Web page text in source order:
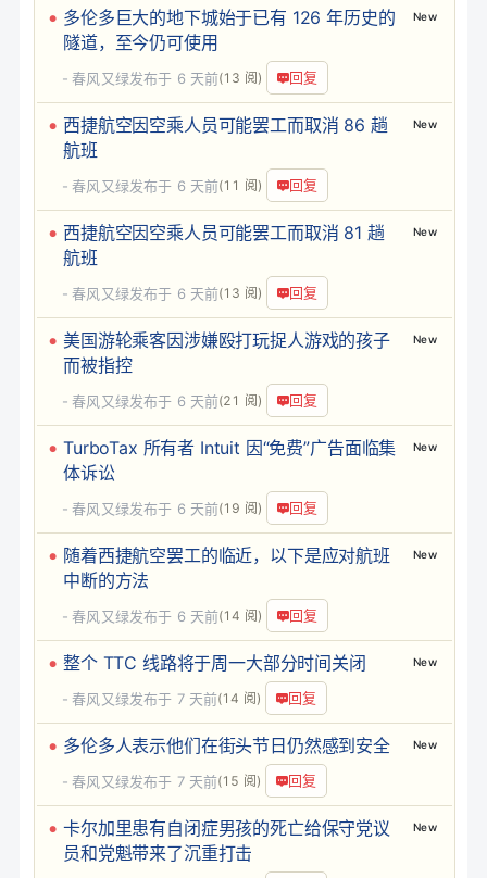
多伦多巨大的地下城始于已有 126 年历史的
隧道，至今仍可使用
New
春风又绿 (13 阅) 回复
发布于 6 天前
西捷航空因空乘人员可能罢工而取消 86 趟
航班
New
春风又绿 (11 阅) 回复
发布于 6 天前
西捷航空因空乘人员可能罢工而取消 81 趟
航班
New
春风又绿 (13 阅) 回复
发布于 6 天前
美国游轮乘客因涉嫌殴打玩捉人游戏的孩子
而被指控
New
春风又绿 (21 阅) 回复
发布于 6 天前
TurboTax 所有者 Intuit 因“免费”广告面临集
体诉讼
New
春风又绿 (19 阅) 回复
发布于 6 天前
随着西捷航空罢工的临近，以下是应对航班
中断的方法
New
春风又绿 (14 阅) 回复
发布于 6 天前
整个 TTC 线路将于周一大部分时间关闭 New
春风又绿 (14 阅) 回复
发布于 7 天前
多伦多人表示他们在街头节日仍然感到安全 New
春风又绿 (15 阅) 回复
发布于 7 天前
卡尔加里患有自闭症男孩的死亡给保守党议
员和党魁带来了沉重打击
New